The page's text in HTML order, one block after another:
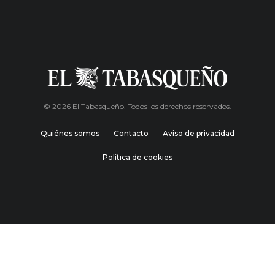
© 2026 El Tabasqueño. Todos los derechos reservados.
Quiénes somos Contacto Aviso de privacidad
Política de cookies